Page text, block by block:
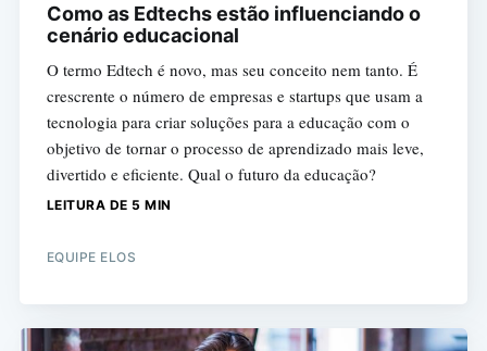
Como as Edtechs estão influenciando o
cenário educacional
O termo Edtech é novo, mas seu conceito nem tanto. É
crescrente o número de empresas e startups que usam a
tecnologia para criar soluções para a educação com o
objetivo de tornar o processo de aprendizado mais leve,
divertido e eficiente. Qual o futuro da educação?
LEITURA DE 5 MIN
EQUIPE ELOS